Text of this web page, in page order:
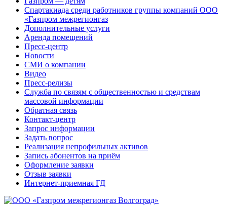
Спартакиада среди работников группы компаний ООО
«Газпром межрегионгаз
Дополнительные услуги
Аренда помещений
Пресс-центр
Новости
СМИ о компании
Видео
Пресс-релизы
Служба по связям с общественностью и средствам
массовой информации
Обратная связь
Контакт-центр
Запрос информации
Задать вопрос
Реализация непрофильных активов
Запись абонентов на приём
Оформление заявки
Отзыв заявки
Интернет-приемная ГД